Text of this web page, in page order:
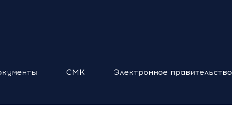
СМК Электронное правительство